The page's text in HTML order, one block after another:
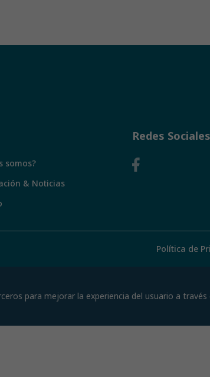
somos?
& Noticias
Redes Sociales
Política de
para mejorar la experiencia del usuario a